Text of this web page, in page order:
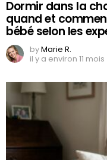
Dormir dans la
quand et
bébé selon les
byMarie R.
il y a environ 11 mois